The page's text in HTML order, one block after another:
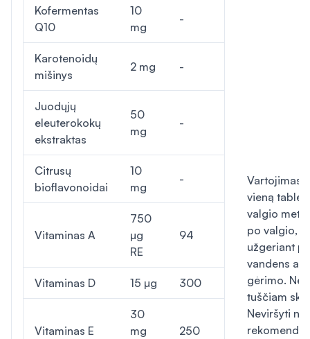
Kofermentas
Q10
10
mg
-
Karotenoidų
mišinys
2 mg -
Juodųjų
eleuterokokų
ekstraktas
50
mg
-
Citrusų
bioflavonoidai
10
mg
-
Vitaminas A
750
µg
RE
94
Vitaminas D 15 µg 300
Vitaminas E
30
mg
250
Vartojimas.
vieną
valgio metu
po valgio,
užgeriant
vandens ar
gėrimo.
tuščiam
Neviršyti